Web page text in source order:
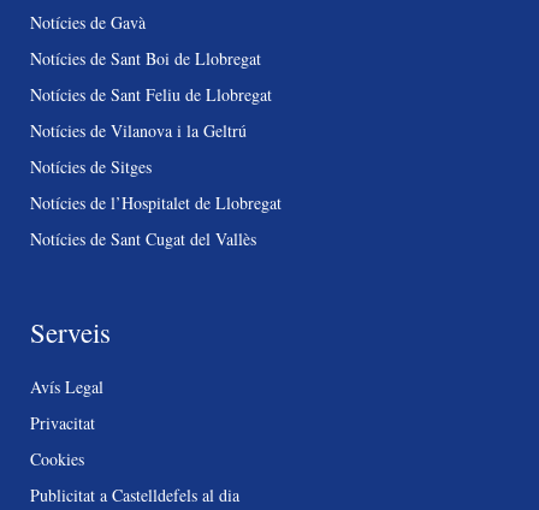
Notícies de Gavà
Notícies de Sant Boi de Llobregat
Notícies de Sant Feliu de Llobregat
Notícies de Vilanova i la Geltrú
Notícies de Sitges
Notícies de l’Hospitalet de Llobregat
Notícies de Sant Cugat del Vallès
Serveis
Avís Legal
Privacitat
Cookies
Publicitat a Castelldefels al dia